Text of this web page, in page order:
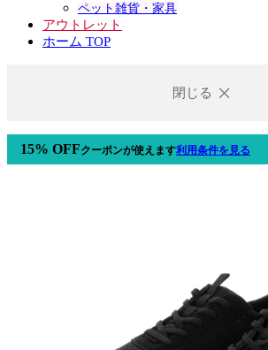
ペット雑貨・家具
アウトレット
ホーム TOP
閉じる
15% OFFクーポンが使えます利用条件を見る